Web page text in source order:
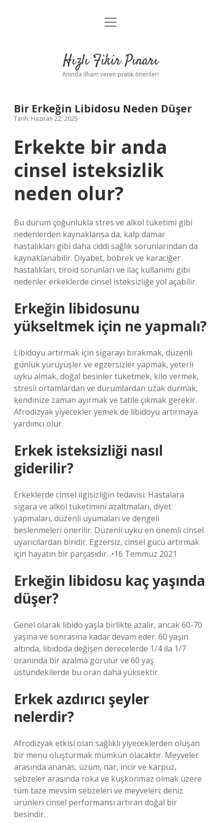
Anasayfa
Yasal Uyarı
menüyü
Hızlı Fikir Pınarı
Anında ilham veren pratik öneriler!
Bir Erkeğin Libidosu Neden Düşer
Tarih: Haziran 22, 2025
Erkekte bir anda
cinsel isteksizlik
neden olur?
Bu durum çoğunlukla stres ve alkol tüketimi gibi
nedenlerden kaynaklansa da, kalp damar
hastalıkları gibi daha ciddi sağlık sorunlarından da
kaynaklanabilir. Diyabet, böbrek ve karaciğer
hastalıkları, tiroid sorunları ve ilaç kullanımı gibi
nedenler erkeklerde cinsel isteksizliğe yol açabilir.
Erkeğin libidosunu
yükseltmek için ne yapmalı?
Libidoyu artırmak için sigarayı bırakmak, düzenli
günlük yürüyüşler ve egzersizler yapmak, yeterli
uyku almak, doğal besinler tüketmek, kilo vermek,
stresli ortamlardan ve durumlardan uzak durmak,
kendinize zaman ayırmak ve tatile çıkmak gerekir.
Afrodizyak yiyecekler yemek de libidoyu artırmaya
yardımcı olur.
Erkek isteksizliği nasıl
giderilir?
Erkeklerde cinsel ilgisizliğin tedavisi: Hastalara
sigara ve alkol tüketimini azaltmaları, diyet
yapmaları, düzenli uyumaları ve dengeli
beslenmeleri önerilir. Düzenli uyku en önemli cinsel
uyarıcılardan biridir. Egzersiz, cinsel gücü artırmak
için hayatın bir parçasıdır. .•16 Temmuz 2021
Erkeğin libidosu kaç yaşında
düşer?
Genel olarak libido yaşla birlikte azalır, ancak 60-70
yaşına ve sonrasına kadar devam eder. 60 yaşın
altında, libidoda değişen derecelerde 1/4 ila 1/7
oranında bir azalma görülür ve 60 yaş
üstündekilerde bu oran daha yüksektir.
Erkek azdırıcı şeyler
nelerdir?
Afrodizyak etkisi olan sağlıklı yiyeceklerden oluşan
bir menü oluşturmak mümkün olacaktır. Meyveler
arasında ananas, üzüm, nar, incir ve karpuz,
sebzeler arasında roka ve kuşkonmaz olmak üzere
tüm taze mevsim sebzeleri ve meyveleri; deniz
ürünleri cinsel performansı artıran doğal bir
besindir.